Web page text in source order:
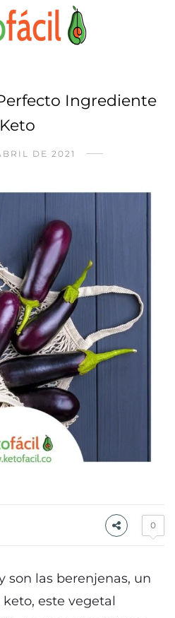
Ingrediente
Keto
DE 2021
0
son las berenjenas, un
este vegetal